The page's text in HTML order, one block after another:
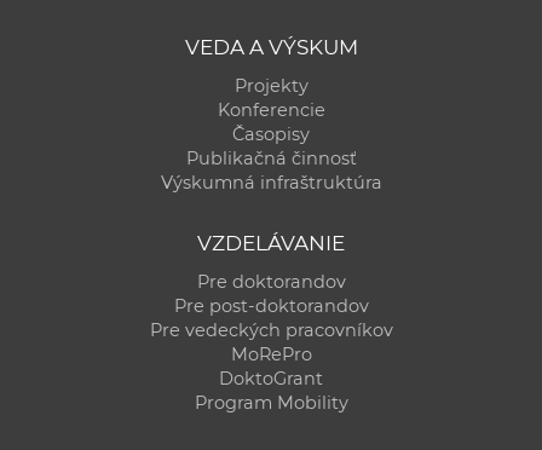
VEDA A VÝSKUM
Projekty
Konferencie
Časopisy
Publikačná činnosť
Výskumná infraštruktúra
VZDELÁVANIE
Pre doktorandov
Pre post-doktorandov
Pre vedeckých pracovníkov
MoRePro
DoktoGrant
Program Mobility